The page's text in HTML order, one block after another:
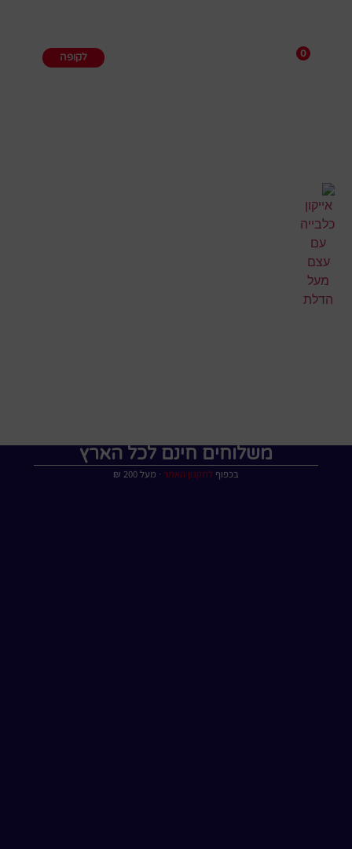
0 לקופה
משלוחים חינם לכל הארץ
בכפוף לתקנון האתר ∙ מעל 200 ₪